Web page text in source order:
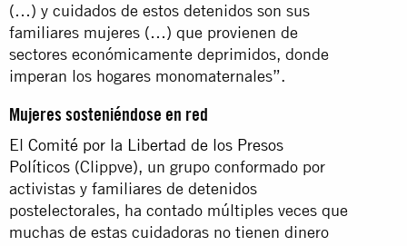
(…) y cuidados de estos detenidos son sus
familiares mujeres (…) que provienen de
sectores económicamente deprimidos, donde
imperan los hogares monomaternales”.
Mujeres sosteniéndose en red
El Comité por la Libertad de los Presos
Políticos (Clippve), un grupo conformado por
activistas y familiares de detenidos
postelectorales, ha contado múltiples veces que
muchas de estas cuidadoras no tienen dinero